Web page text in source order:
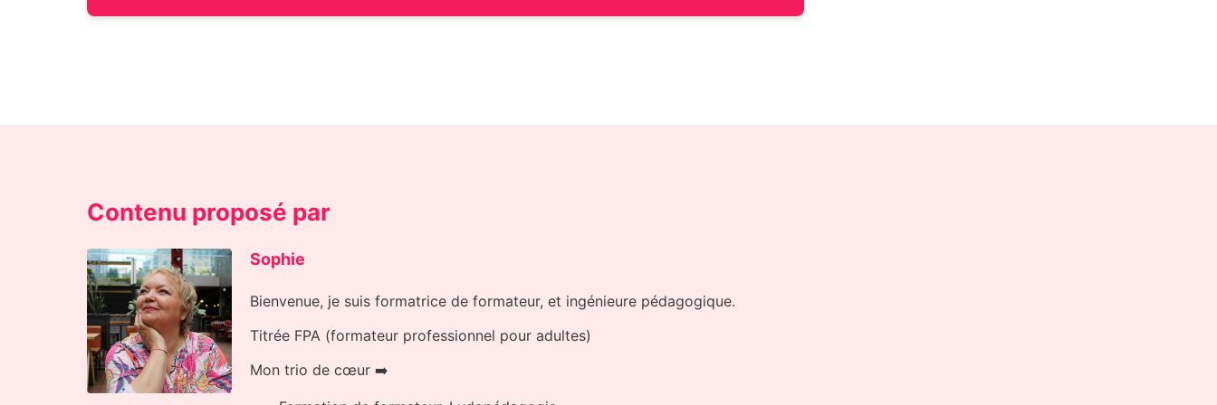
Contenu proposé par
Sophie
Bienvenue, je suis formatrice de formateur, et ingénieure pédagogique.
Titrée FPA (formateur professionnel pour adultes)
Mon trio de cœur ➡️